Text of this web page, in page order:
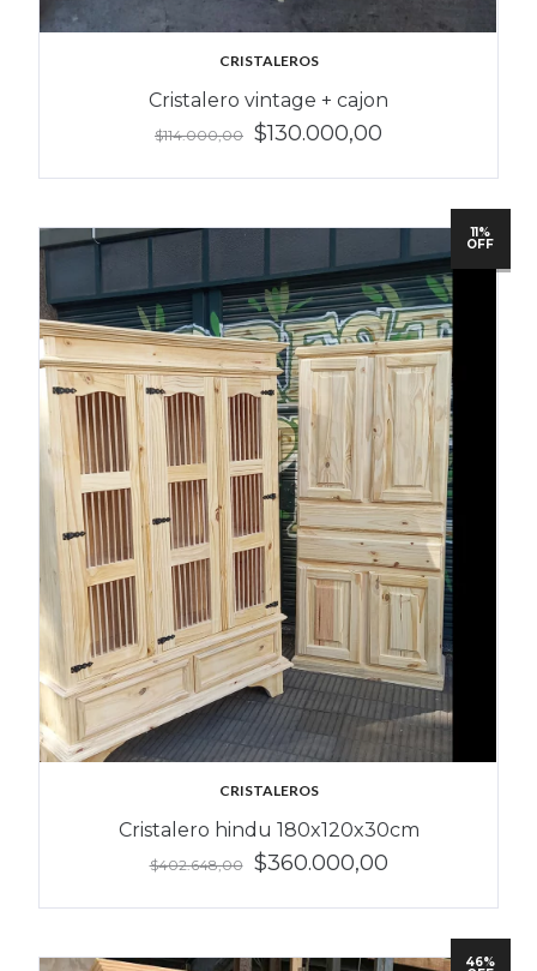
CRISTALEROS
Cristalero vintage + cajon
$114.000,00 $130.000,00
11%
OFF
CRISTALEROS
Cristalero hindu 180x120x30cm
$402.648,00 $360.000,00
46%